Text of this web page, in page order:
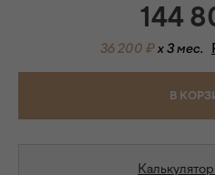
144
36 200 ₽x 3 мес.
В